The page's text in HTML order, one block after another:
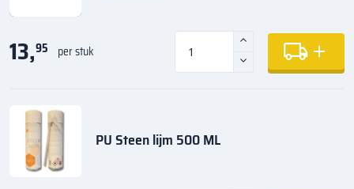
13,95 per stuk
PU Steen lijm 500 ML